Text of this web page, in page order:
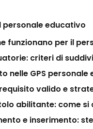
personale educativo
funzionano per il
criteri di
nelle GPS
valido e
abilitante: come si
e inserimento: